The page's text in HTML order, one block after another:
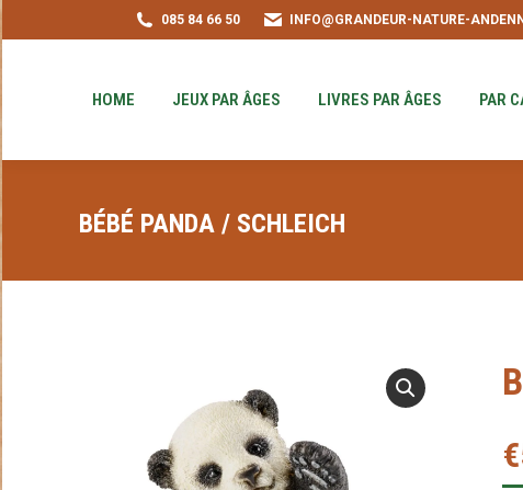
085 84 66 50 INFO@GRANDEUR-NATURE-
HOME JEUX PAR ÂGES LIVRES PAR ÂGES PAR
BÉBÉ PANDA / SCHLEICH
€
HOME JEUX PAR ÂGES LIVRES PAR ÂGES
PUZZLE-ACHAT